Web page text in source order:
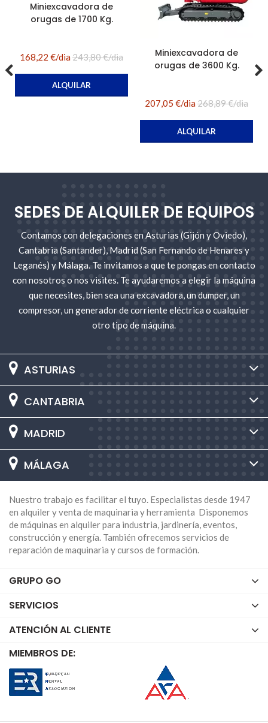
Miniexcavadora de
orugas de 1700 Kg.
168,22 €/dia243,80 €/dia
ALQUILAR
Miniexcavadora de
orugas de 3600 Kg.
207,05 €/dia268,89 €/dia
ALQUILAR
SEDES DE ALQUILER DE EQUIPOS
Contamos con delegaciones en Asturias (Gijón y Oviedo),
Cantabria (Santander), Madrid (San Fernando de Henares y
Leganés) y Málaga. Te invitamos a que te pongas en contacto
con nosotros o nos visites. Te ayudaremos a elegir la máquina
que necesites, bien sea una excavadora, un dumper, un
compresor, un generador de corriente eléctrica o cualquier
otro tipo de máquina.
ASTURIAS
CANTABRIA
MADRID
MÁLAGA
Nuestro trabajo es facilitar el tuyo. Especialistas desde 1947
en alquiler y venta de maquinaria y herramienta Disponemos
de máquinas en alquiler para industria, jardinería, eventos,
construcción y energía. También ofrecemos servicios de
reparación de maquinaria y cursos de formación.
GRUPO GO
SERVICIOS
ATENCIÓN AL CLIENTE
MIEMBROS DE: